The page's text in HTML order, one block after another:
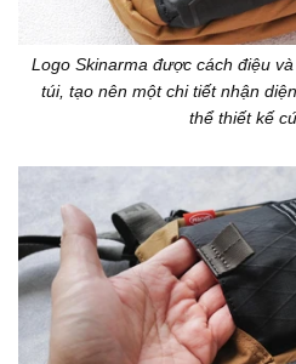
Logo Skinarma được cách điệu
túi, tạo nên một chi tiết nhận
thể thiết kế